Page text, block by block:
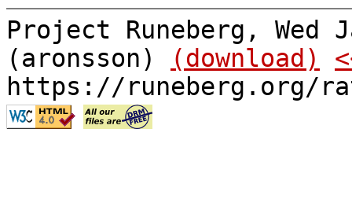
Project Runeberg, Wed
(aronsson)
(download)
https://runeberg.org/